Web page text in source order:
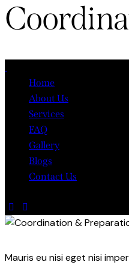
Home
About Us
Services
FAQ
Gallery
Blogs
Contact Us
Mauris eu nisi eget nisi